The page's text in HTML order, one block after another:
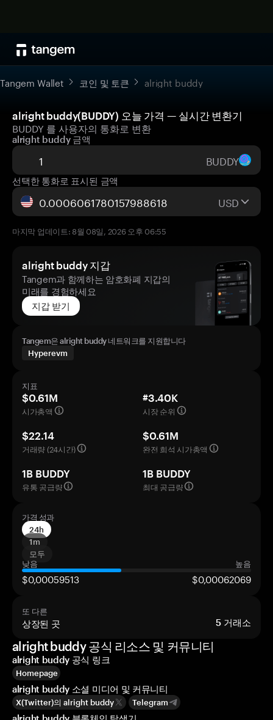
Tangem Wallet 코인 및 토큰 alright buddy
alright buddy(BUDDY) 오늘 가격 — 실시간 변환기
BUDDY 를 사용자의 통화로 변환
alright buddy 금액
BUDDY
선택한 통화로 표시된 금액
USD
마지막 업데이트: 8월 08일, 2026 오후 06:55
alright buddy 지갑
Tangem과 함께하는 암호화폐 지갑의
미래를 경험하세요
지갑 받기
Tangem은 alright buddy 네트워크를 지원합니다
Hyperevm
지표
$0.61M
시가총액
#3.40K
시장 순위
$22.14
거래량 (24시간)
$0.61M
완전 희석 시가총액
1B BUDDY
유통 공급량
1B BUDDY
최대 공급량
가격 성과
24h
1m
모두
낮음
높음
$0,00059513 $0,00062069
또 다른
상장된 곳 5 거래소
alright buddy 공식 리소스 및 커뮤니티
alright buddy 공식 링크
Homepage
alright buddy 소셜 미디어 및 커뮤니티
X(Twitter)의 alright buddy Telegram